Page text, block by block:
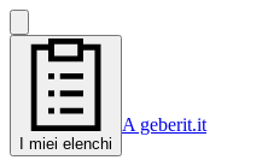
I miei elenchi
A geberit.it